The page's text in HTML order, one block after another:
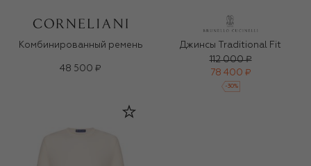
Комбинированный ремень
48 500 ₽
Джинсы Traditional Fit
112 000 ₽
78 400 ₽
-30%